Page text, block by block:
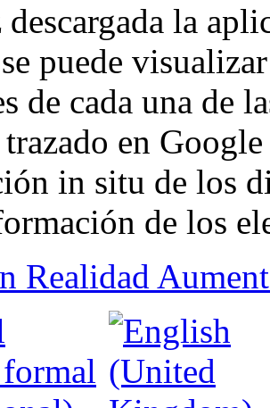
la
puede
de cada una de
en
in situ de los
de los
Realidad